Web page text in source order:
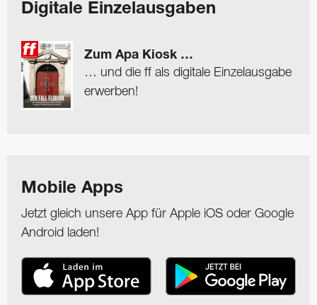
Digitale Einzelausgaben
Zum Apa Kiosk …
… und die ff als digitale Einzelausgabe
erwerben!
Mobile Apps
Jetzt gleich unsere App für Apple iOS oder Google
Android laden!